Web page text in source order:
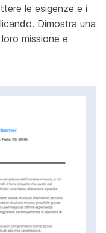
le esigenze e i
Dimostra una
missione e